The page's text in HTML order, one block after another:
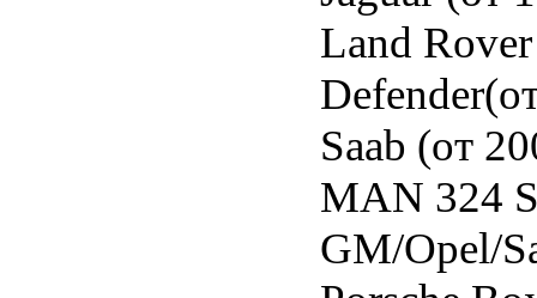
Land
Saab (от
MAN 324
GM/Opel/